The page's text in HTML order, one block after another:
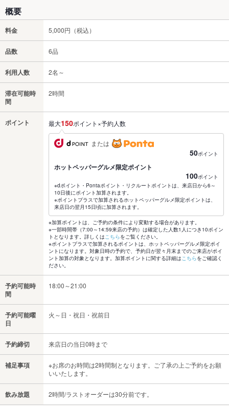
概要
料金 5,000円（税込）
品数 6品
利用人数 2名～
滞在可能時
間
2時間
ポイント 最大150ポイント×予約人数
または
50ポイント
ホットペッパーグルメ限定ポイント
100ポイント
※dポイント・Pontaポイント・リクルートポイントは、来店日から6～
10日後にポイント加算されます。
※ポイントプラスで加算されるホットペッパーグルメ限定ポイントは、
来店日の翌月15日頃に加算されます。
※加算ポイントは、ご予約の条件により変動する場合があります。
※一部時間帯（7:00～14:59来店の予約）は確定した人数1人につき10ポイン
トとなります。詳しくはこちらをご覧ください。
※ポイントプラスで加算されるポイントは、ホットペッパーグルメ限定ポイ
ントになります。対象日時の予約で、予約日が翌々月末までのご来店がポイ
ント加算の対象となります。加算ポイントに関する詳細はこちらをご確認く
ださい。
予約可能時
間
18:00～21:00
予約可能曜
日
火～日・祝日・祝前日
予約締切 来店日の当日0時まで
補足事項
※お席のお時間は2時間制となります。ご了承の上ご予約をお願
いいたします。
飲み放題 2時間/ラストオーダーは30分前です。